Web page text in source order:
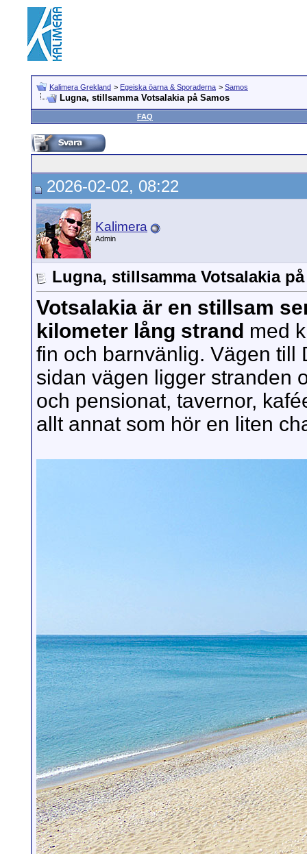
Kalimera Grekland > Egeiska öarna & Sporaderna > Samos
Lugna, stillsamma Votsalakia på Samos
FAQ
2026-02-02, 08:22
Kalimera
Admin
Lugna, stillsamma Votsalakia
Votsalakia är en stillsam
kilometer lång strand med
fin och barnvänlig. Vägen till
sidan vägen ligger stranden
och pensionat, tavernor,
allt annat som hör en liten